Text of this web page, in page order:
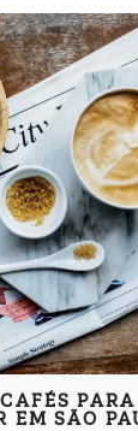
PARA
EM SÃO